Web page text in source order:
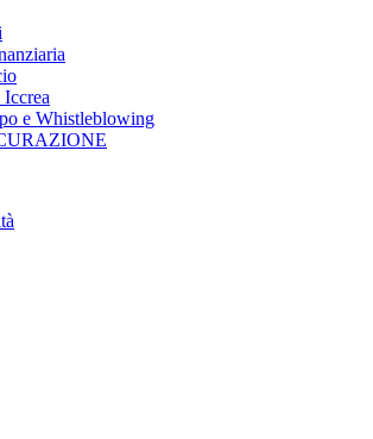
e Whistleblowing